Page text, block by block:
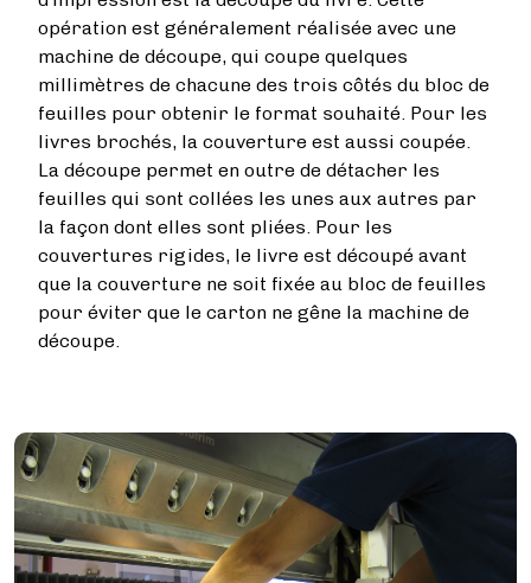
opération est généralement réalisée avec une
machine de découpe, qui coupe quelques
millimètres de chacune des trois côtés du bloc de
feuilles pour obtenir le format souhaité. Pour les
livres brochés, la couverture est aussi coupée.
La découpe permet en outre de détacher les
feuilles qui sont collées les unes aux autres par
la façon dont elles sont pliées. Pour les
couvertures rigides, le livre est découpé avant
que la couverture ne soit fixée au bloc de feuilles
pour éviter que le carton ne gêne la machine de
découpe.
Image